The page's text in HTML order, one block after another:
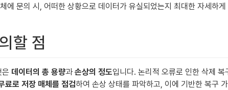
문의 시, 어떠한 상황으로 데이터가 유실되었는지 최대한 자세하
할 점
데이터의 총 용량과손상의 정도입니다. 논리적 오류로 인한 삭제
료로 저장 매체를 점검하여 손상 상태를 파악하고, 이에 기반한 복구